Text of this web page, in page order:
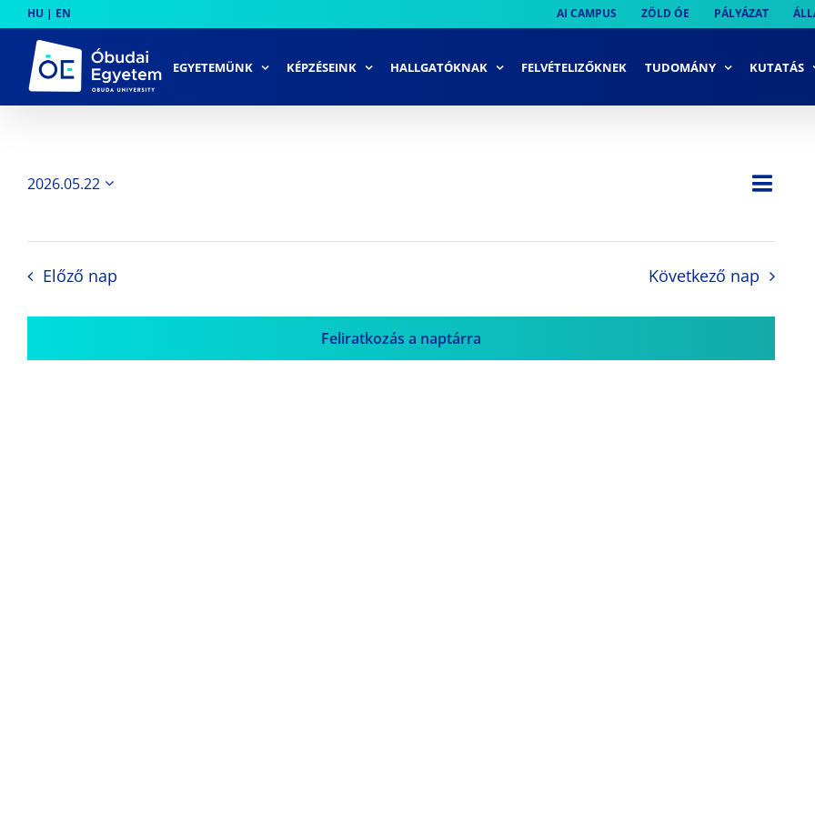
to
content
HU | EN AI CAMPUS ZÖLD ÓE PÁLYÁZAT
EGYETEMÜNK KÉPZÉSEINK HALLGATÓKNAK FELVÉTELIZŐKNEK TUDOMÁNY KUTATÁS
Nap
2026.05.22
Előző nap Következő nap
Feliratkozás a naptárra